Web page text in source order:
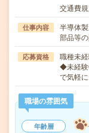
交通費
仕事内容
半導体
部品等
応募資格
職種未
◆未経験
で気軽
職場の雰囲気
年齢層